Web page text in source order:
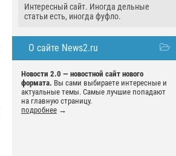
Интересный сайт. Иногда дельные
статьи есть, иногда фуфло.
О сайте News2.ru
Новости 2.0 — новостной сайт нового
формата. Вы сами выбираете интересные и
актуальные темы. Самые лучшие попадают
на главную страницу.
подробнее →